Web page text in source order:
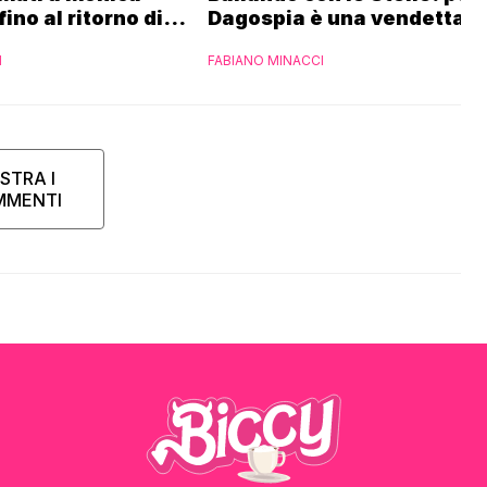
al ritorno di
Gabriele
Dagospia è una vendetta
FABIANO MINACCI
I